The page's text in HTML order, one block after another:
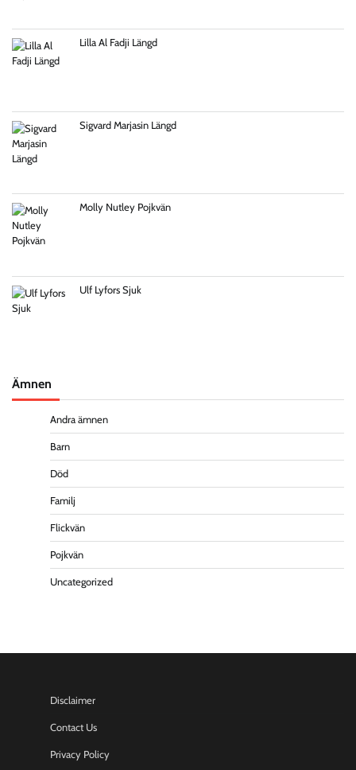
Lilla Al Fadji Längd
Sigvard Marjasin Längd
Molly Nutley Pojkvän
Ulf Lyfors Sjuk
Ämnen
Andra ämnen
Barn
Död
Familj
Flickvän
Pojkvän
Uncategorized
Disclaimer
Contact Us
Privacy Policy